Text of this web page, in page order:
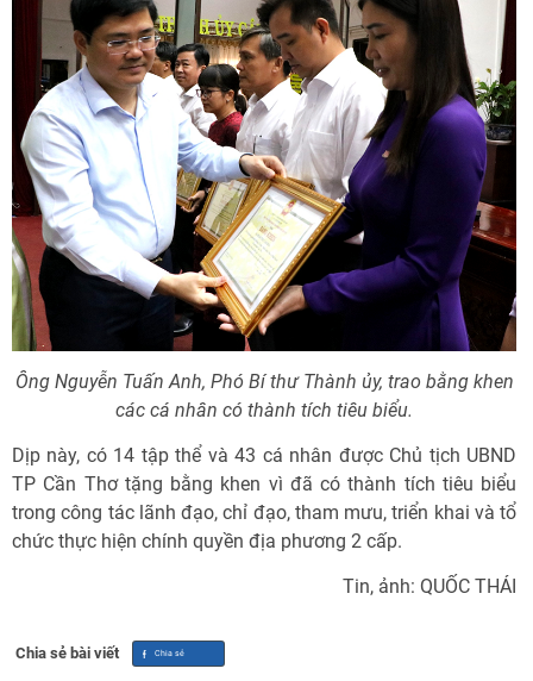
Ông Nguyễn Tuấn Anh, Phó Bí thư Thành ủy, trao bằng khen
các cá nhân có thành tích tiêu biểu.
Dịp này, có 14 tập thể và 43 cá nhân được Chủ tịch UBND
TP Cần Thơ tặng bằng khen vì đã có thành tích tiêu biểu
trong công tác lãnh đạo, chỉ đạo, tham mưu, triển khai và tổ
chức thực hiện chính quyền địa phương 2 cấp.
Tin, ảnh: QUỐC THÁI
Chia sẻ bài viết